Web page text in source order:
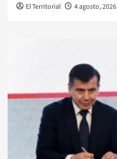
El Territorial 4 agosto, 2026